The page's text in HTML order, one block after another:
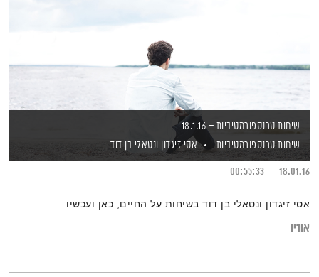
שיחות טרנספורמטיביות – 18.1.16
שיחות טרנספורמטיביות
אסי זיגדון ונטאלי בן דוד
18.01.16
00:55:33
אסי זיגדון ונטאלי בן דוד בשיחות על החיים, כאן ועכשיו
אודיו